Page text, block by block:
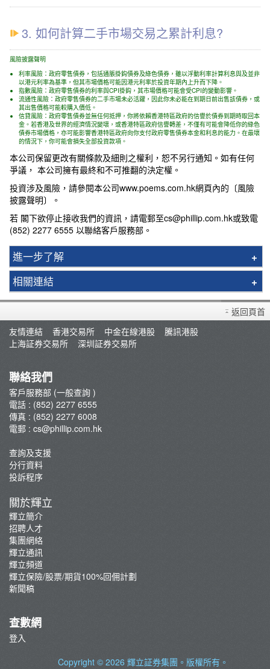
3. 如何計算二手市場交易之累計利息?
風險披露聲明
利率風險：政府零售債券，包括通脹掛鈎債券及綠色債券，雖以浮動利率計算利息與及並非
以港元利率為基準，但其市場價格可能因港元利率於投資年期內上升而下降。
指數風險：政府零售債券的利率與CPI掛鈎，其市場價格可能會受CPI的變動影響。
流通性風險：政府零售債券的二手市場未必活躍，因此你未必能在到期日前出售該債券，或
其出售價格可能較購入價低。
信貸風險：政府零售債券並無任何抵押，你將依賴香港特區政府的信譽於債券到期時取回本
金。若香港及世界的經濟情況變壞，或香港特區政府信譽轉差，不僅有可能會降低你的綠色
債券市場價格，亦可能影響香港特區政府向你支付政府零售債券本金和利息的能力。在最壞
的情況下，你可能會損失全部投資款項。
本公司保留更改有關條款及細則之權利，恕不另行通知。如有任何
爭議， 本公司擁有最終和不可推翻的決定權。
投資涉及風險，請參閱本公司www.poems.com.hk網頁內的〔風險
披露聲明〕。
若 閣下欲停止接收我們的資訊，請電郵至cs@phillip.com.hk或致電
(852) 2277 6555 以聯絡客戶服務部。
進一步了解
新股資訊
輝立交易場
擬上市新股
新聞發布
最新推廣
綠色債券
相關連結
常見問題
新股視頻教程
返回頁首
友情連結
香港交易所 中金在線港股
騰訊港股
上海証券交易所
深圳証券交易所
聯絡我們
客戶服務部 (一般查詢 )
電話 : (852) 2277 6555
傳真 : (852) 2277 6008
電郵 : cs@phillip.com.hk
查詢及支援
分行資料
投訴程序
關於輝立
輝立簡介
招聘人才
集團網絡
輝立通訊
輝立頻道
輝立保險/股票/期貨100%回佣計劃
新聞稿
查數網
登入
Copyright © 2026 輝立証券集團 。版權所有。